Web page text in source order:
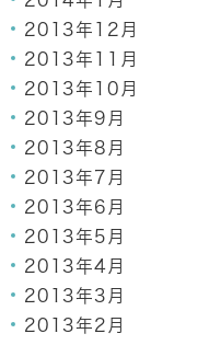
2013年12月
2013年11月
2013年10月
2013年9月
2013年8月
2013年7月
2013年6月
2013年5月
2013年4月
2013年3月
2013年2月